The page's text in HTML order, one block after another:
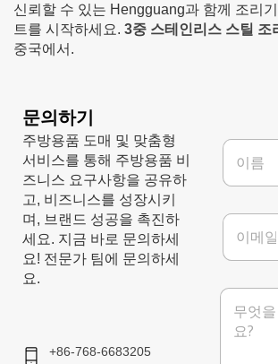
신뢰할 수 있는 Hengguang과 함께 조리
트를 시작하세요. 3중 스테인리스 스틸 조
중국에서.
문의하기
주방용품 도매 및 맞춤형
서비스를 통해 주방용품 비
즈니스 요구사항을 공유하
고, 비즈니스를 성장시키
며, 브랜드 성공을 촉진하
세요. 지금 바로 문의하세
요! 전문가 팀에 문의하세
요.
+86-768-6683205
이
*
이
일
메